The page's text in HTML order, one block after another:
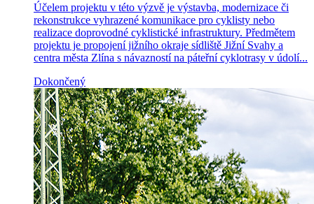
Účelem projektu v této výzvě je výstavba, modernizace či
rekonstrukce vyhrazené komunikace pro cyklisty nebo
realizace doprovodné cyklistické infrastruktury. Předmětem
projektu je propojení jižního okraje sídliště Jižní Svahy a
centra města Zlína s návazností na páteřní cyklotrasy v údolí...
Dokončený